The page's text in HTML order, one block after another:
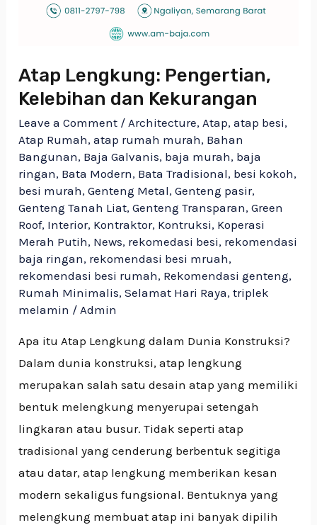
Atap Lengkung: Pengertian,
Kelebihan dan Kekurangan
Leave a Comment /Architecture,Atap,atap besi,
Atap Rumah,atap rumah murah, Bahan
Bangunan, Baja Galvanis, baja murah, baja
ringan, Bata Modern, Bata Tradisional, besi kokoh,
besi murah,Genteng Metal,Genteng pasir,
Genteng Tanah Liat,Genteng Transparan,Green
Roof, Interior, Kontraktor, Kontruksi, Koperasi
Merah Putih, News, rekomedasi besi, rekomendasi
baja ringan, rekomendasi besi mruah,
rekomendasi besi rumah, Rekomendasi genteng,
Rumah Minimalis,Selamat Hari Raya,triplek
melamin /Admin
Apa itu Atap Lengkung dalam Dunia Konstruksi?
Dalam dunia konstruksi, atap lengkung
merupakan salah satu desain atap yang memiliki
bentuk melengkung menyerupai setengah
lingkaran atau busur. Tidak seperti atap
tradisional yang cenderung berbentuk segitiga
atau datar, atap lengkung memberikan kesan
modern sekaligus fungsional. Bentuknya yang
melengkung membuat atap ini banyak dipilih